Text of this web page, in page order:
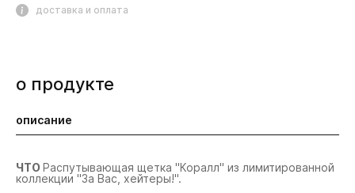
доставка и оплата
о продукте
описание
ЧТО Распутывающая щетка "Коралл" из лимитированной
коллекции "За Вас, хейтеры!".